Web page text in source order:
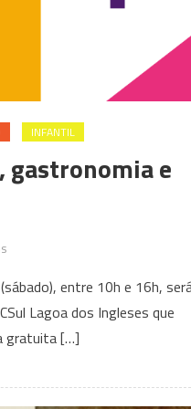
INFANTIL
gastronomia e
em
dos
Ingleses
recebe
com
entre 10h e 16h,
Lagoa dos Ingleses que
gratuita […]